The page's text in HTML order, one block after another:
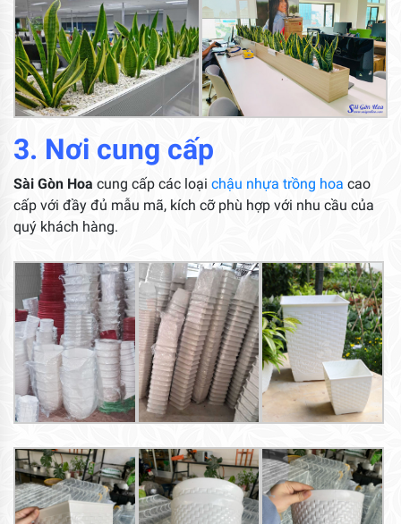
3. Nơi cung cấp
Sài Gòn Hoa cung cấp các loại chậu nhựa trồng hoa cao
cấp với đầy đủ mẫu mã, kích cỡ phù hợp với nhu cầu của
quý khách hàng.